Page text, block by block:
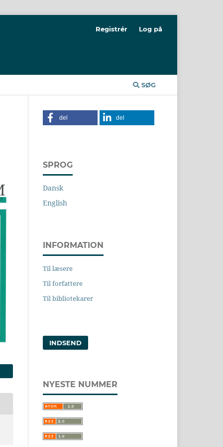
SØG
Registrér Log på
del del
SPROG
Dansk
English
INFORMATION
Til læsere
Til forfattere
Til bibliotekarer
INDSEND
NYESTE NUMMER